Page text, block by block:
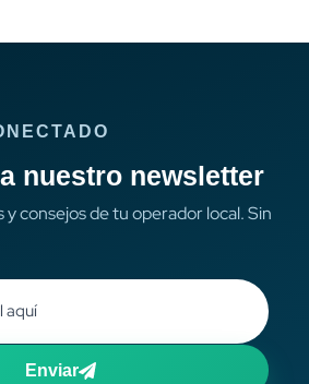
nuestro newsletter
consejos de tu operador local. Sin
Enviar